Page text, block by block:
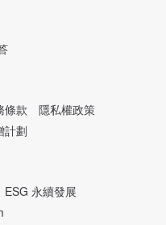
條款
隱私權政策
計劃
ESG 永續發展